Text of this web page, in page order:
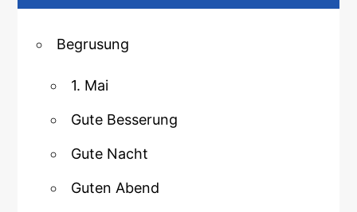
Begrusung
1. Mai
Gute Besserung
Gute Nacht
Guten Abend